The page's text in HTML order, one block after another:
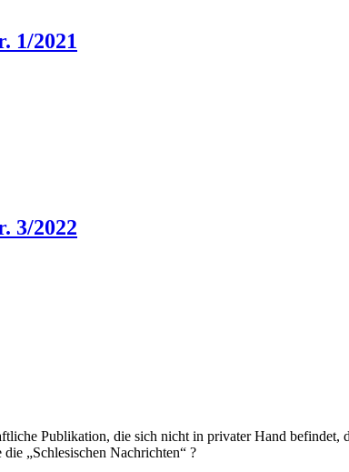
1/2021
3/2022
Publikation, die sich nicht in privater Hand
„Schlesischen Nachrichten“ ?